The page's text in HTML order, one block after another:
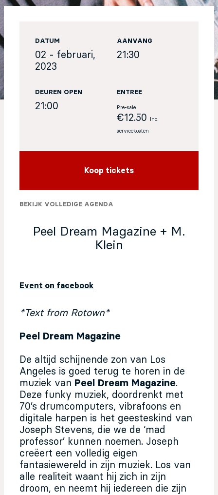
Peel Dream Magazine + M.
Klein
Event on facebook
*Text from Rotown*
Peel Dream Magazine
De altijd schijnende zon van Los
Angeles is goed terug te horen in de
muziek van Peel Dream Magazine.
Deze funky muziek, doordrenkt met
70’s drumcomputers, vibrafoons en
digitale harpen is het geesteskind van
Joseph Stevens, die we de ‘mad
professor’ kunnen noemen. Joseph
creëert een volledig eigen
fantasiewereld in zijn muziek. Los van
alle realiteit waant hij zich in zijn
droom, en neemt hij iedereen die zijn
DATUM
02 - februari,
2023
AANVANG
21:30
DEUREN OPEN
21:00
ENTREE
Pre-sale
€12.50 Inc.
servicekosten
Koop tickets
BEKIJK VOLLEDIGE AGENDA